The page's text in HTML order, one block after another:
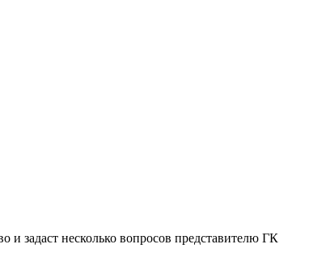
задаст несколько вопросов представителю ГК